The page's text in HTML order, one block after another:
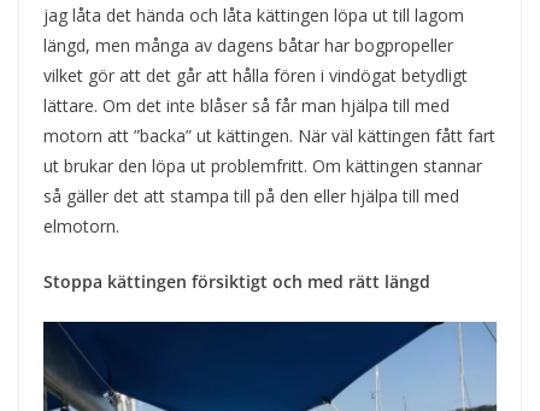
jag låta det hända och låta kättingen löpa ut till lagom
längd, men många av dagens båtar har bogpropeller
vilket gör att det går att hålla fören i vindögat betydligt
lättare. Om det inte blåser så får man hjälpa till med
motorn att ”backa” ut kättingen. När väl kättingen fått fart
ut brukar den löpa ut problemfritt. Om kättingen stannar
så gäller det att stampa till på den eller hjälpa till med
elmotorn.
Stoppa kättingen försiktigt och med rätt längd